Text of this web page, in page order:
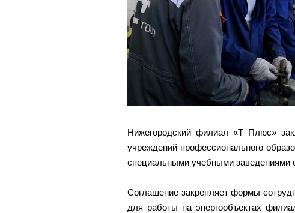
Нижегородский филиал «Т Плюс»
учреждений профессионального
специальными учебными заведениями
Соглашение закрепляет формы
для работы на энергообъектах